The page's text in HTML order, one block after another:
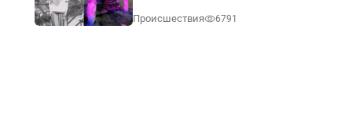
Происшествия 6791